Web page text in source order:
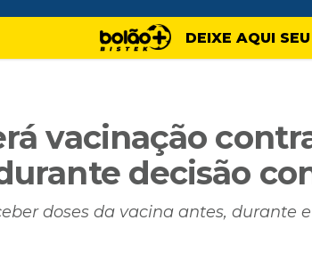
DEIXE AQUI
vacinação
decisão
doses da vacina antes, durante